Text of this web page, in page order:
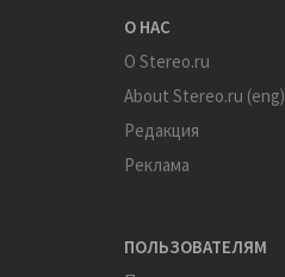
О НАС
О Stereo.ru
About Stereo.ru (eng)
Редакция
Реклама
ПОЛЬЗОВАТЕЛЯМ